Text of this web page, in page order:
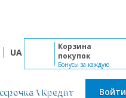
UA
Корзина
покупок
Бонусы за каждую
покупку
\ Кредит Войти